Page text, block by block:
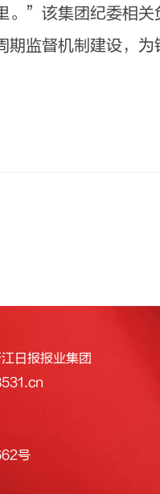
”该集团纪委相关
监督机制建设，为
日报报业集团
号